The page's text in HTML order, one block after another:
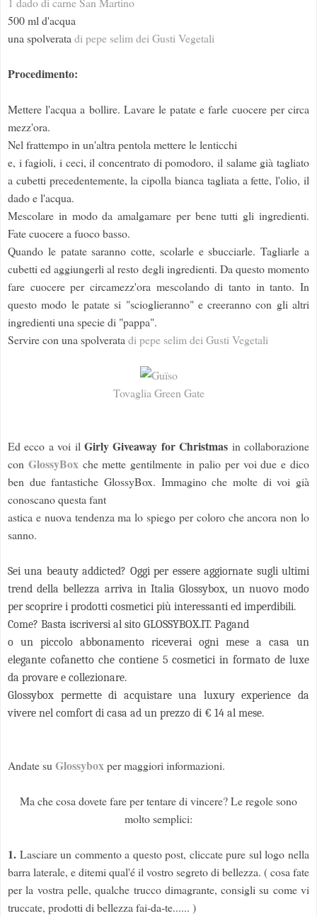
500 ml d'acqua
una spolveratadi pepe selim dei Gusti Vegetali
Procedimento:
Mettere l'acqua a bollire. Lavare le patate e farle cuocere per circa
mezz'ora.
Nel frattempo in un'altra pentola mettere le lenticchi
e, i fagioli, i ceci, il concentrato di pomodoro, il salame già tagliato
a cubetti precedentemente, la cipolla bianca tagliata a fette, l'olio, il
dado e l'acqua.
Mescolare in modo da amalgamare per bene tutti gli ingredienti.
Fate cuocere a fuoco basso.
Quando le patate saranno cotte, scolarle e sbucciarle. Tagliarle a
cubetti ed aggiungerli al resto degli ingredienti. Da questo momento
fare cuocere per circamezz'ora mescolando di tanto in tanto. In
questo modo le patate si "scioglieranno" e creeranno con gli altri
ingredienti una specie di "pappa".
Servire con una spolveratadi pepe selim dei Gusti Vegetali
Tovaglia Green Gate
Ed ecco a voi il Girly Giveaway for Christmas in collaborazione
con GlossyBox che mette gentilmente in palio per voi due e dico
ben due fantastiche GlossyBox. Immagino che molte di voi già
conoscano questa fant
astica e nuova tendenza ma lo spiego per coloro che ancora non lo
sanno.
Sei una beauty addicted? Oggi per essere aggiornate sugli ultimi
trend della bellezza arriva in Italia Glossybox, un nuovo modo
per scoprire i prodotti cosmetici più interessanti ed imperdibili.
Come? Basta iscriversi al sito GLOSSYBOX.IT. Pagand
o un piccolo abbonamento riceverai ogni mese a casa un
elegante cofanetto che contiene 5 cosmetici in formato de luxe
da provare e collezionare.
Glossybox permette di acquistare una luxury experience da
vivere nel comfort di casa ad un prezzo di € 14 al mese.
Andate suGlossyboxper maggiori informazioni.
Ma che cosa dovete fare per tentare di vincere? Le regole sono
molto semplici:
1. Lasciare un commento a questo post, cliccate pure sul logo nella
barra laterale, e ditemi qual'é il vostro segreto di bellezza. ( cosa fate
per la vostra pelle, qualche trucco dimagrante, consigli su come vi
truccate, prodotti di bellezza fai-da-te...... )